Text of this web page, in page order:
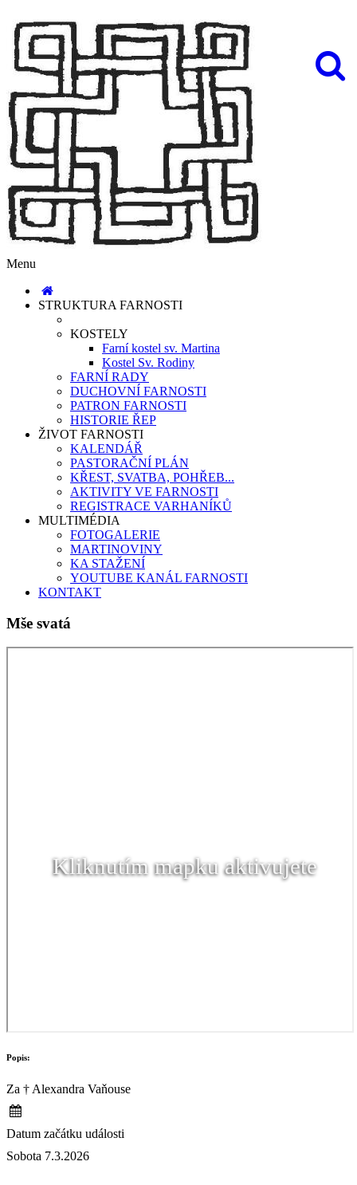
Menu
STRUKTURA FARNOSTI
KOSTELY
Farní kostel sv. Martina
Kostel Sv. Rodiny
FARNÍ RADY
DUCHOVNÍ FARNOSTI
PATRON FARNOSTI
HISTORIE ŘEP
ŽIVOT FARNOSTI
KALENDÁŘ
PASTORAČNÍ PLÁN
KŘEST, SVATBA, POHŘEB...
AKTIVITY VE FARNOSTI
REGISTRACE VARHANÍKŮ
MULTIMÉDIA
FOTOGALERIE
MARTINOVINY
KA STAŽENÍ
YOUTUBE KANÁL FARNOSTI
KONTAKT
Mše svatá
Kliknutím mapku aktivujete
Popis:
Za † Alexandra Vaňouse
Datum začátku události
Sobota 7.3.2026